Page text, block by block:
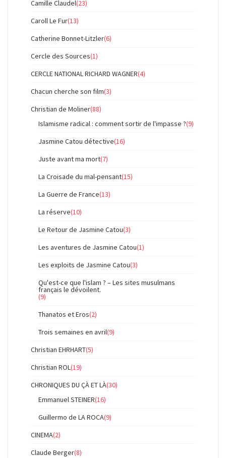
Camille Claudel(23)
Caroll Le Fur(13)
Catherine Bonnet-Litzler(6)
Cercle des Sources(1)
CERCLE NATIONAL RICHARD WAGNER(4)
Chacun cherche son film(3)
Christian de Moliner(88)
Islamisme radical : comment sortir de l'impasse ?(9)
Jasmine Catou détective(16)
Juste avant ma mort(7)
La Croisade du mal-pensant(15)
La Guerre de France(13)
La réserve(10)
Le Retour de Jasmine Catou(3)
Les aventures de Jasmine Catou(1)
Les exploits de Jasmine Catou(3)
Qu'est-ce que l'islam ? – Les sites musulmans
français le dévoilent.
(9)
Thanatos et Eros(2)
Trois semaines en avril(9)
Christian EHRHART(5)
Christian ROL(19)
CHRONIQUES DU ÇÀ ET LÀ(30)
Emmanuel STEINER(16)
Guillermo de LA ROCA(9)
CINEMA(2)
Claude Berger(8)